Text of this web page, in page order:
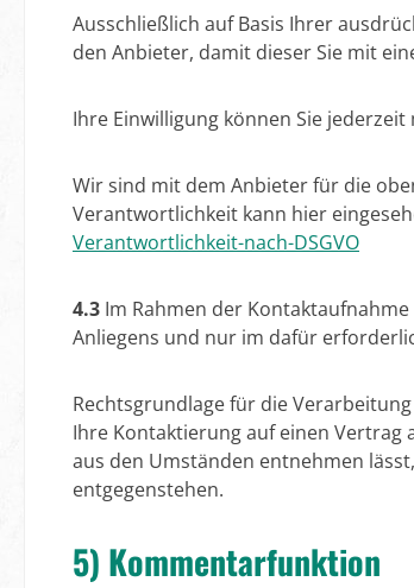
Ausschließlich auf Basis Ihrer
den Anbieter, damit dieser Sie mit
Ihre Einwilligung können Sie
Wir sind mit dem Anbieter für die
Verantwortlichkeit kann hier
Verantwortlichkeit-nach-DSGVO
4.3 Im Rahmen der
Anliegens und nur im dafür
Rechtsgrundlage für die
Ihre Kontaktierung auf einen Vertrag
aus den Umständen entnehmen
entgegenstehen.
5) Kommentarfunktion